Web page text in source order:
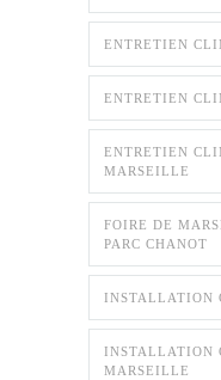
ENTRETIEN
ENTRETIEN
ENTRETIEN
MARSEILLE
FOIRE DE
PARC CHANOT
INSTALLATION
INSTALLATION
MARSEILLE